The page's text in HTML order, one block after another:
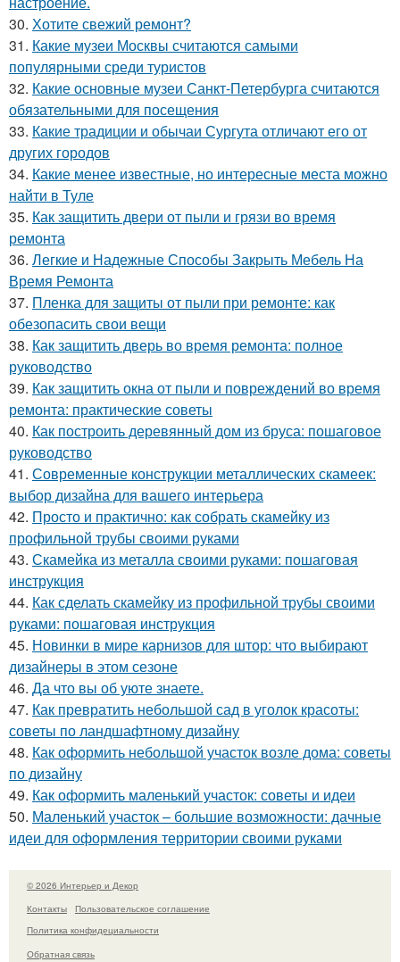
30. Хотите свежий ремонт?
31. Какие музеи Москвы считаются самыми
популярными среди туристов
32. Какие основные музеи Санкт-Петербурга считаются
обязательными для посещения
33. Какие традиции и обычаи Сургута отличают его от
других городов
34. Какие менее известные, но интересные места можно
найти в Туле
35. Как защитить двери от пыли и грязи во время
ремонта
36. Легкие и Надежные Способы Закрыть Мебель На
Время Ремонта
37. Пленка для защиты от пыли при ремонте: как
обезопасить свои вещи
38. Как защитить дверь во время ремонта: полное
руководство
39. Как защитить окна от пыли и повреждений во время
ремонта: практические советы
40. Как построить деревянный дом из бруса: пошаговое
руководство
41. Современные конструкции металлических скамеек:
выбор дизайна для вашего интерьера
42. Просто и практично: как собрать скамейку из
профильной трубы своими руками
43. Скамейка из металла своими руками: пошаговая
инструкция
44. Как сделать скамейку из профильной трубы своими
руками: пошаговая инструкция
45. Новинки в мире карнизов для штор: что выбирают
дизайнеры в этом сезоне
46. Да что вы об уюте знаете.
47. Как превратить небольшой сад в уголок красоты:
советы по ландшафтному дизайну
48. Как оформить небольшой участок возле дома: советы
по дизайну
49. Как оформить маленький участок: советы и идеи
50. Маленький участок – большие возможности: дачные
идеи для оформления территории своими руками
© 2026 Интерьер и Декор
Контакты
Пользовательское соглашение
Политика конфидециальности
Обратная связь